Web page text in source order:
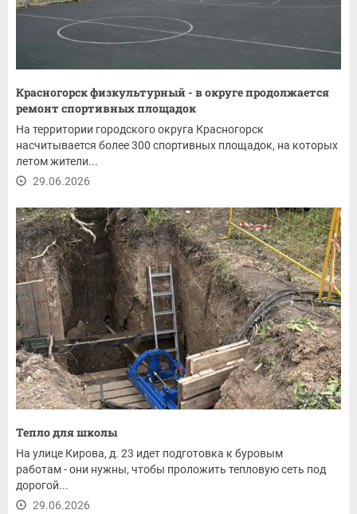
Красногорск физкультурный - в округе продолжается
ремонт спортивных площадок
На территории городского округа Красногорск
насчитывается более 300 спортивных площадок, на которых
летом жители...
29.06.2026
Тепло для школы
На улице Кирова, д. 23 идет подготовка к буровым
работам - они нужны, чтобы проложить тепловую сеть под
дорогой...
29.06.2026